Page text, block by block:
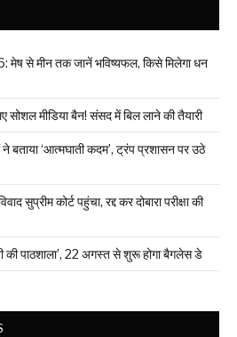
से मीन तक जानें भविष्यफल, किसे मिलेगा धन
मीडिया बैन! संसद में बिल लाने की तैयारी
बताया ‘आत्मघाती कदम’, ट्रंप प्रशासन पर उठे
सुप्रीम कोर्ट पहुंचा, रद्द कर दोबारा परीक्षा की
की पाठशाला’, 22 अगस्त से शुरू होगा बैगलेस डे